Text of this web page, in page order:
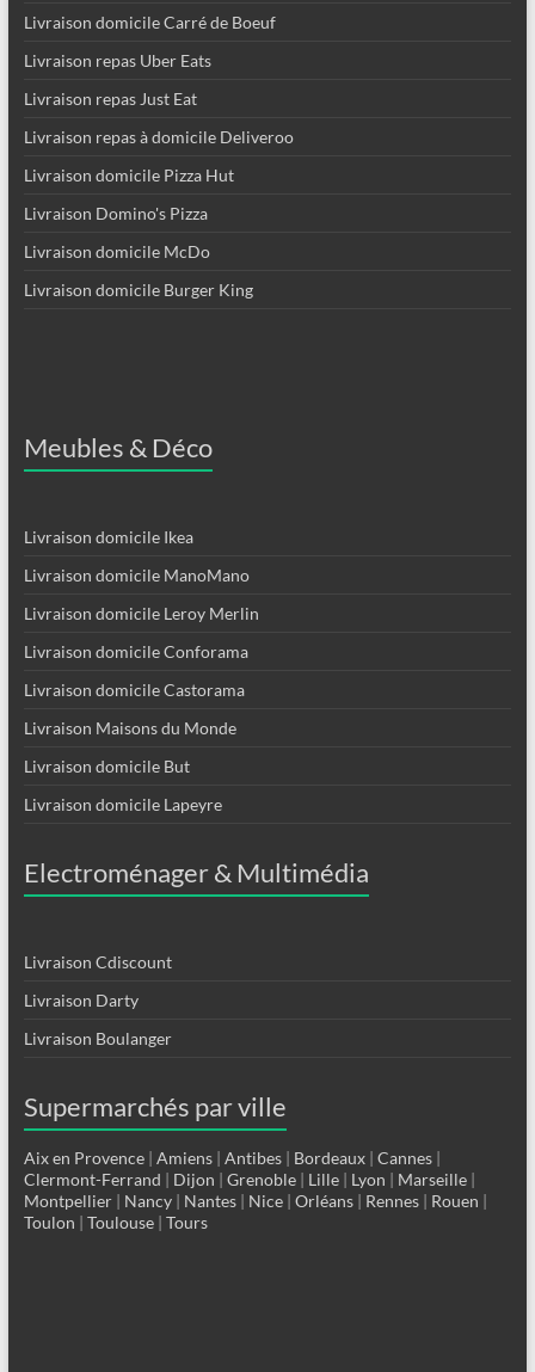
Livraison domicile Carré de Boeuf
Livraison repas Uber Eats
Livraison repas Just Eat
Livraison repas à domicile Deliveroo
Livraison domicile Pizza Hut
Livraison Domino's Pizza
Livraison domicile McDo
Livraison domicile Burger King
Meubles & Déco
Livraison domicile Ikea
Livraison domicile ManoMano
Livraison domicile Leroy Merlin
Livraison domicile Conforama
Livraison domicile Castorama
Livraison Maisons du Monde
Livraison domicile But
Livraison domicile Lapeyre
Electroménager & Multimédia
Livraison Cdiscount
Livraison Darty
Livraison Boulanger
Supermarchés par ville
Aix en Provence| Amiens| Antibes| Bordeaux| Cannes|
Clermont-Ferrand | Dijon | Grenoble| Lille| Lyon | Marseille|
Montpellier| Nancy| Nantes| Nice| Orléans| Rennes| Rouen |
Toulon | Toulouse| Tours